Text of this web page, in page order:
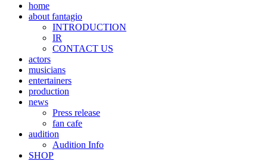
home
about fantagio
INTRODUCTION
IR
CONTACT US
actors
musicians
entertainers
production
news
Press release
fan cafe
audition
Audition Info
SHOP